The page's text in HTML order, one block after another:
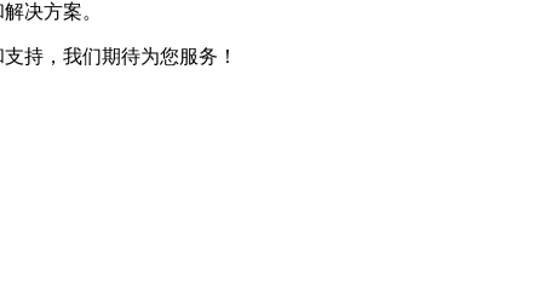
决方案。
持，我们期待为您服务！